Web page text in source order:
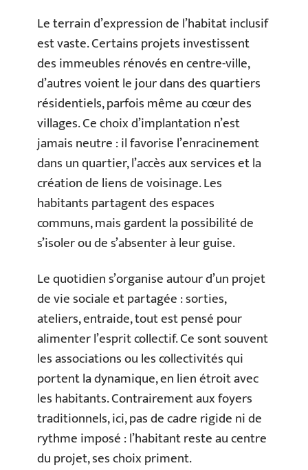
Le terrain d’expression de l’habitat inclusif
est vaste. Certains projets investissent
des immeubles rénovés en centre-ville,
d’autres voient le jour dans des quartiers
résidentiels, parfois même au cœur des
villages. Ce choix d’implantation n’est
jamais neutre : il favorise l’enracinement
dans un quartier, l’accès aux services et la
création de liens de voisinage. Les
habitants partagent des espaces
communs, mais gardent la possibilité de
s’isoler ou de s’absenter à leur guise.
Le quotidien s’organise autour d’un projet
de vie sociale et partagée : sorties,
ateliers, entraide, tout est pensé pour
alimenter l’esprit collectif. Ce sont souvent
les associations ou les collectivités qui
portent la dynamique, en lien étroit avec
les habitants. Contrairement aux foyers
traditionnels, ici, pas de cadre rigide ni de
rythme imposé : l’habitant reste au centre
du projet, ses choix priment.